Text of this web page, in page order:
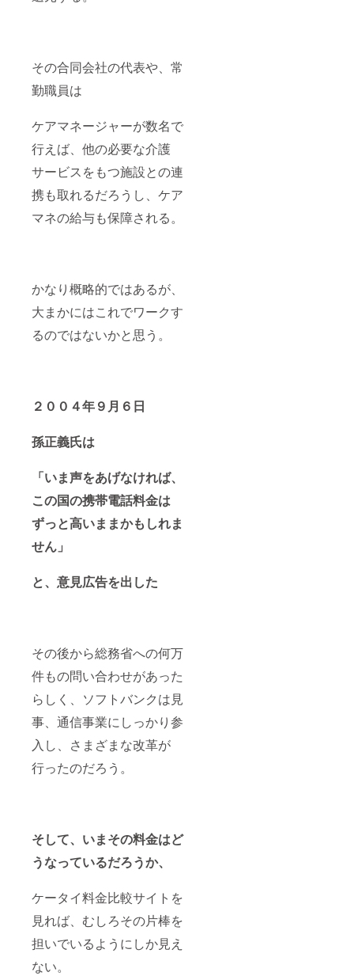
その合同会社の代表や、常
勤職員は
ケアマネージャーが数名で
行えば、他の必要な介護
サービスをもつ施設との連
携も取れるだろうし、ケア
マネの給与も保障される。
かなり概略的ではあるが、
大まかにはこれでワークす
るのではないかと思う。
２００４年９月６日
孫正義氏は
「いま声をあげなければ、
この国の携帯電話料金は
ずっと高いままかもしれま
せん」
と、意見広告を出した
その後から総務省への何万
件もの問い合わせがあった
らしく、ソフトバンクは見
事、通信事業にしっかり参
入し、さまざまな改革が
行ったのだろう。
そして、いまその料金はど
うなっているだろうか、
ケータイ料金比較サイトを
見れば、むしろその片棒を
担いでいるようにしか見え
ない。